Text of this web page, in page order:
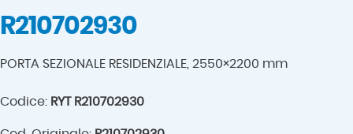
R210702930
PORTA SEZIONALE RESIDENZIALE, 2550×2200 mm
Codice: RYT R210702930